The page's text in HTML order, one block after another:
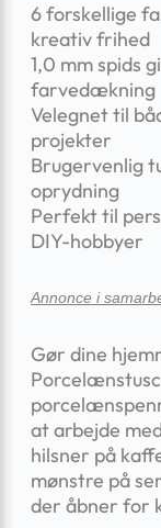
6 forskellige
kreativ frihed
1,0 mm spids
farvedækning
Velegnet til
projekter
Brugervenlig
oprydning
Perfekt til
DIY-hobbyer
Annonce i
Gør dine
at arbejde
hilsner på
mønstre på
der åbner for